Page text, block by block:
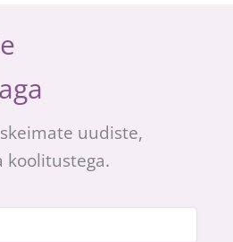
uudiste,
koolitustega.